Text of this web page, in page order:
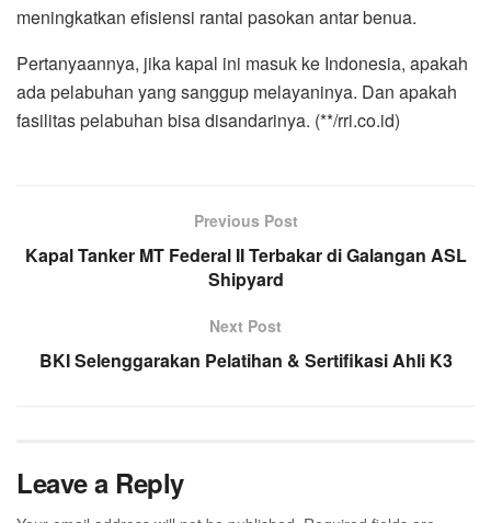
meningkatkan efisiensi rantai pasokan antar benua.
Pertanyaannya, jika kapal ini masuk ke Indonesia, apakah
ada pelabuhan yang sanggup melayaninya. Dan apakah
fasilitas pelabuhan bisa disandarinya. (**/rri.co.id)
Previous Post
Kapal Tanker MT Federal II Terbakar di Galangan ASL
Shipyard
Next Post
BKI Selenggarakan Pelatihan & Sertifikasi Ahli K3
Leave a Reply